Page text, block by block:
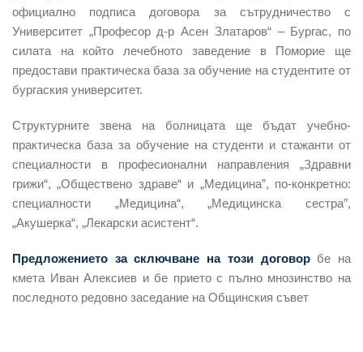
официално подписа договора за сътрудничество с
Университет „Професор д-р Асен Златаров“ – Бургас, по
силата на който лечебното заведение в Поморие ще
предостави практическа база за обучение на студентите от
бургаския университет.
Структурните звена на болницата ще бъдат учебно-
практическа база за обучение на студенти и стажанти от
специалности в професионални направления „Здравни
грижи“, „Обществено здраве“ и „Медицина”, по-конкретно:
специалности „Медицина“, „Медицинска сестра”,
„Акушерка“, „Лекарски асистент“.
Предложението за сключване на този договорбе на
кмета Иван Алексиев и бе прието с пълно мнозинство на
последното редовно заседание на Общинския съвет